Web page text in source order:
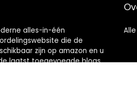
alles-in-één
die de
zijn op amazon en u
laatst toegevoegde blogs.